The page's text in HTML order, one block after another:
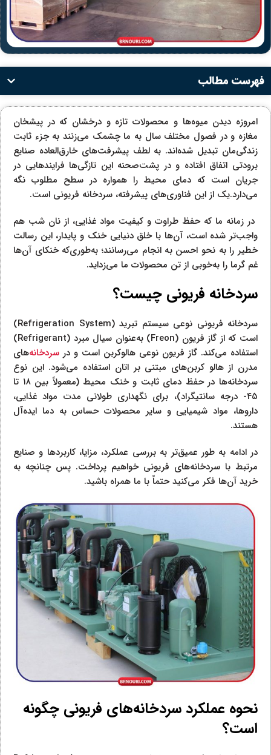
فهرست مطالب
امروزه دیدن میوه‌ها و محصولات تازه و درخشان که در پیشخان
مغازه و در فصول مختلف سال به ما چشمک می‌زنند به جزء ثابت
زندگی‌مان تبدیل شده‌اند. به لطف پیشرفت‌های خارق‌العاده صنایع
برودتی اتفاق افتاده و در پشت‌صحنه این تازگی‌ها فرایندهایی در
جریان است که دمای محیط را همواره در سطح مطلوب نگه
می‌دارد.یک از این فناوری‌های پیشرفته، سردخانه فریونی است.
در زمانه ما که حفظ طراوت و کیفیت مواد غذایی، از نان شب هم
واجب‌تر شده است، آن‌ها با خلق دنیایی خنک و پایدار، این رسالت
خطیر را به نحو احسن به انجام می‌رسانند؛ به‌طوری‌که خنکای آن‌ها
غم گرما را به‌خوبی از تن محصولات ما می‌زداید.
سردخانه فریونی چیست؟
سردخانه فریونی نوعی سیستم تبرید (Refrigeration System)
است که از گاز فریون (Freon) به‌عنوان سیال مبرد (Refrigerant)
استفاده می‌کند. گاز فریون نوعی هالوکربن است و در سردخانه‌های
مدرن از هالو کربن‌های مبتنی بر اتان استفاده می‌شود. این نوع
سردخانه‌ها در حفظ دمای ثابت و خنک محیط (معمولاً بین ۱۸ تا
۴۵- درجه سانتیگراد)، برای نگهداری طولانی مدت مواد غذایی،
داروها، مواد شیمیایی و سایر محصولات حساس به دما ایده‌آل
هستند.
در ادامه به طور عمیق‌تر به بررسی عملکرد، مزایا، کاربردها و صنایع
مرتبط با سردخانه‌های فریونی خواهیم پرداخت. پس چنانچه به
خرید آن‌ها فکر می‌کنید حتماً با ما همراه باشید.
نحوه عملکرد سردخانه‌های فریونی چگونه
است؟